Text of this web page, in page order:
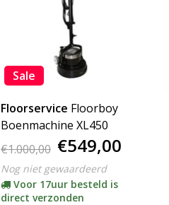
Sale
Floorservice Floorboy
Boenmachine XL450
€1.000,00 €549,00
Nog niet gewaardeerd
Voor 17uur besteld is
direct verzonden